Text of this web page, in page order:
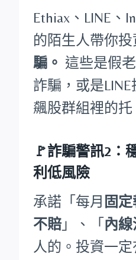
Ethiax、LINE、
的陌生人帶你投
騙。 這些是假
詐騙，或是
飆股群組裡的托
🚩詐騙警訊2：
利低風險
承諾「每月 固
不賠 」、「 內
人的。投資一